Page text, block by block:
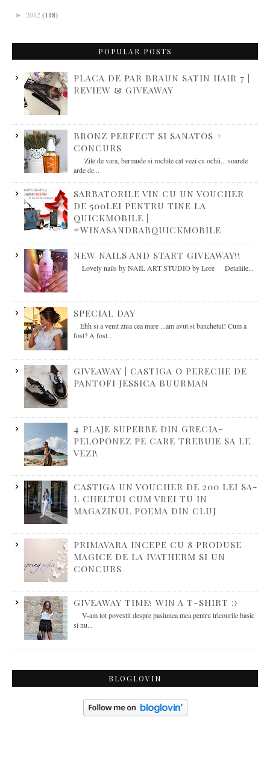
► 2012 (118)
POPULAR POSTS
PLACA DE PAR BRAUN SATIN HAIR 7 |
REVIEW & GIVEAWAY
BRONZ PERFECT SI SANATOS +
CONCURS
Zile de vara, bermude si rochite cat vezi cu ochii... soarele
arde de...
SARBATORILE VIN CU UN VOUCHER
DE 500LEI PENTRU TINE LA
QUICKMOBILE |
#WINASANDRABQUICKMOBILE
NEW NAILS AND START GIVEAWAY!!
Lovely nails by NAIL ART STUDIO by Lore Detaliile...
SPECIAL DAY
Ehh si a venit ziua cea mare ...am avut si banchetul! Cum a
fost? A fost...
GIVEAWAY | CASTIGA O PERECHE DE
PANTOFI JESSICA BUURMAN
4 PLAJE SUPERBE DIN GRECIA-
PELOPONEZ PE CARE TREBUIE SA LE
VEZI!
CASTIGA UN VOUCHER DE 200 LEI SA-
L CHELTUI CUM VREI TU IN
MAGAZINUL POEMA DIN CLUJ
PRIMAVARA INCEPE CU 8 PRODUSE
MAGICE DE LA IVATHERM SI UN
CONCURS
GIVEAWAY TIME! WIN A T-SHIRT :)
V-am tot povestit despre pasiunea mea pentru tricourile basic
si nu...
BLOGLOVIN